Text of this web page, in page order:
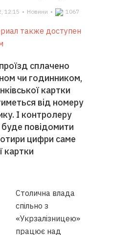
12:15 • Новини • 1067
также доступен
сплачено
чи годинником,
картки
від номеру
І контролеру
буде повідомити
цифри саме
картки
Столична влада
спільно з
«Укрзалізницею»
працює над